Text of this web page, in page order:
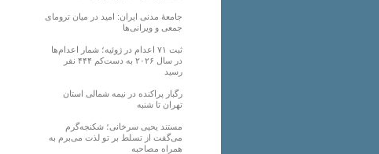
جامعهٔ مدنی ایران: امید در میان ترومای
جمعی و ویرانی‌ها
ثبت ۷۱ اعدام در ژوئیه؛ شمار اعدام‌ها
در سال ۲۰۲۶ به دست‌کم ۴۴۴ نفر
رسید
رگبار پراکنده در نیمه شمالی استان
تهران تا شنبه
مستند یحیی سرخانی؛ شکنجه‌گرم
می‌گفت از تسلط بر تو لذت می‌برم به
همراه مصاحبه